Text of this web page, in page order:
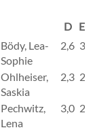
D E1
Bödy, Lea-
Sophie
2,6 3,2
Ohlheiser,
Saskia
2,3 2,1
Pechwitz,
Lena
3,0 2,1